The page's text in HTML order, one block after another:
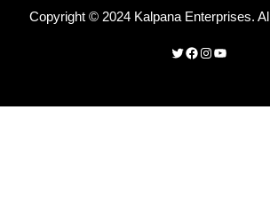
Copyright © 2024 Kalpana Enterprises.
Twitter
Facebook
Instagram
YouTube